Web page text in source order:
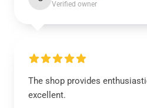
Verified owner
The shop provides
excellent.